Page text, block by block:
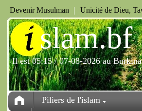
Devenir Musulman | Unicité de Dieu,
islam.bf
Il est 05:15 / 07-08-2026 au Burkina
Piliers de l'islam